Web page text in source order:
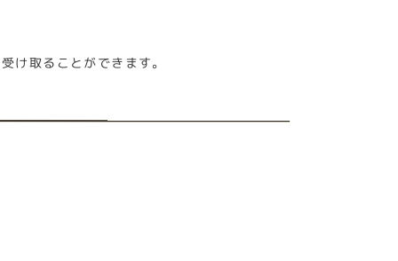
取ることができます。